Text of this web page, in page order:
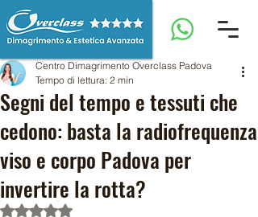
Segni del tempo e tessuti che
cedono: basta la radiofrequenza
viso e corpo Padova per
invertire la rotta?
Centro Dimagrimento Overclass Padova
Tempo di lettura: 2 min
Valutazione NaN stelle su 5.